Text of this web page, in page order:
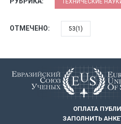
ТЕХНИЧЕСКИЕ
ОТМЕЧЕНО: 53(1)
ОПЛАТА
ЗАПОЛНИТЬ